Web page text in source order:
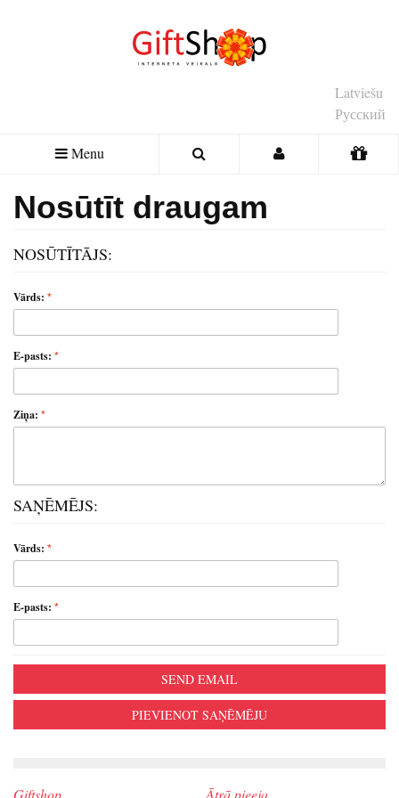
Latviešu
Русский
Menu
Nosūtīt draugam
NOSŪTĪTĀJS:
Vārds:
E-pasts:
Ziņa:
SAŅĒMĒJS:
Vārds:
E-pasts:
SEND EMAIL
PIEVIENOT SAŅĒMĒJU
Giftshop Ātrā pieeja